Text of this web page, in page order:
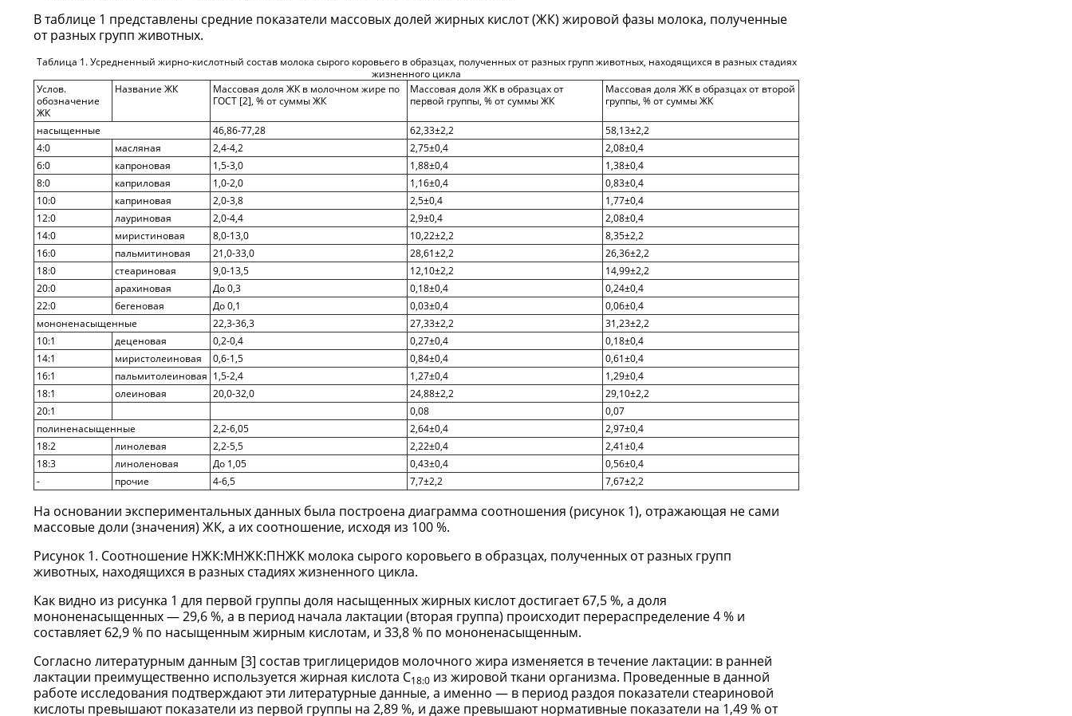
В таблице 1 представлены средние показатели массовых долей жирных кислот (ЖК) жировой фазы молока, полученные
от разных групп животных.
Таблица 1. Усредненный жирно-кислотный состав молока сырого коровьего в образцах, полученных от разных групп животных, находящихся в разных стадиях
жизненного цикла
Услов.
обозначение
ЖК
Название ЖК
Массовая доля ЖК в молочном жире по
ГОСТ [2], % от суммы ЖК
Массовая доля ЖК в образцах от
первой группы, % от суммы ЖК
Массовая доля ЖК в образцах от второй
группы, % от суммы ЖК
насыщенные 46,86-77,28 62,33±2,2
58,13±2,2
4:0
масляная 2,4-4,2 2,75±0,4
2,08±0,4
6:0
капроновая 1,5-3,0 1,88±0,4
1,38±0,4
8:0
каприловая 1,0-2,0 1,16±0,4
0,83±0,4
10:0
каприновая 2,0-3,8 2,5±0,4
1,77±0,4
12:0
лауриновая 2,0-4,4 2,9±0,4
2,08±0,4
14:0
миристиновая 8,0-13,0 10,22±2,2
8,35±2,2
16:0
пальмитиновая 21,0-33,0 28,61±2,2
26,36±2,2
18:0
стеариновая 9,0-13,5 12,10±2,2
14,99±2,2
20:0
арахиновая До 0,3 0,18±0,4
0,24±0,4
22:0
бегеновая До 0,1 0,03±0,4
0,06±0,4
мононенасыщенные
22,3-36,3 27,33±2,2
31,23±2,2
10:1
деценовая 0,2-0,4 0,27±0,4
0,18±0,4
14:1
миристолеиновая 0,6-1,5 0,84±0,4
0,61±0,4
16:1
пальмитолеиновая 1,5-2,4 1,27±0,4
1,29±0,4
18:1
олеиновая 20,0-32,0 24,88±2,2
29,10±2,2
20:1
0,08
0,07
полиненасыщенные
2,2-6,05 2,64±0,4
2,97±0,4
18:2
линолевая 2,2-5,5 2,22±0,4
2,41±0,4
18:3
линоленовая До 1,05 0,43±0,4
0,56±0,4
-
прочие 4-6,5 7,7±2,2 7,67±2,2
На основании экспериментальных данных была построена диаграмма соотношения (рисунок 1), отражающая не сами
массовые доли (значения) ЖК, а их соотношение, исходя из 100 %.
Рисунок 1. Соотношение НЖК:МНЖК:ПНЖК молока сырого коровьего в образцах, полученных от разных групп
животных, находящихся в разных стадиях жизненного цикла.
Как видно из рисунка 1 для первой группы доля насыщенных жирных кислот достигает 67,5 %, а доля
мононенасыщенных — 29,6 %, а в период начала лактации (вторая группа) происходит перераспределение 4 % и
составляет 62,9 % по насыщенным жирным кислотам, и 33,8 % по мононенасыщенным.
Согласно литературным данным [3] состав триглицеридов молочного жира изменяется в течение лактации: в ранней
лактации преимущественно используется жирная кислота С18:0 из жировой ткани организма. Проведенные в данной
работе исследования подтверждают эти литературные данные, а именно — в период раздоя показатели стеариновой
кислоты превышают показатели из первой группы на 2,89 %, и даже превышают нормативные показатели на 1,49 % от